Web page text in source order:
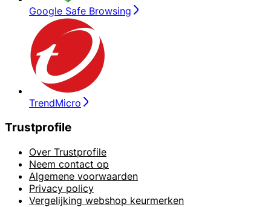
Google Safe Browsing
TrendMicro
Trustprofile
Over Trustprofile
Neem contact op
Algemene voorwaarden
Privacy policy
Vergelijking webshop keurmerken